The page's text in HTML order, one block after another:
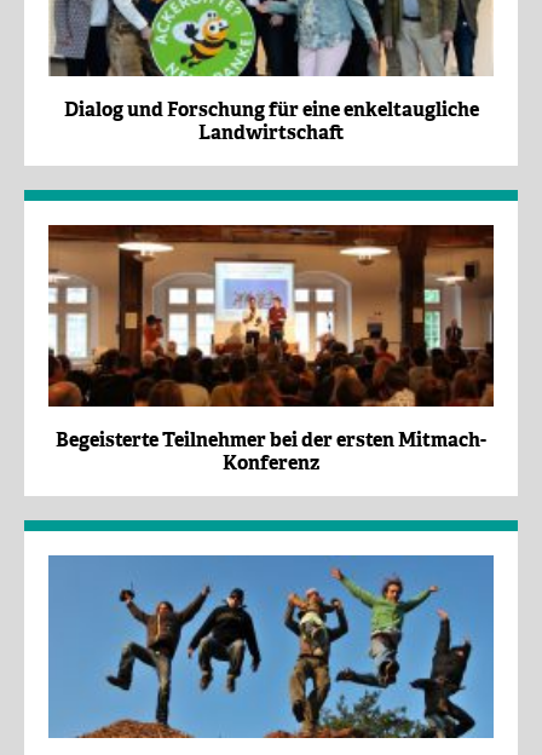
Dialog und Forschung für eine enkeltaugliche
Landwirtschaft
Begeisterte Teilnehmer bei der ersten Mitmach-
Konferenz